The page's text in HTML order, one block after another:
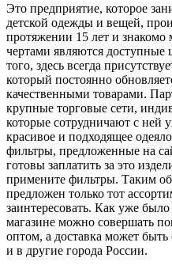
Это предприятие, которое
детской одежды и вещей,
протяжении 15 лет и
чертами являются доступные
того, здесь всегда
который постоянно
качественными товарами.
крупные торговые сети,
которые сотрудничают с ней
красивое и подходящее
фильтры, предложенные на
готовы заплатить за это
примените фильтры. Таким
предложен только тот
заинтересовать. Как уже
магазине можно совершать
оптом, а доставка может
и в другие города России.